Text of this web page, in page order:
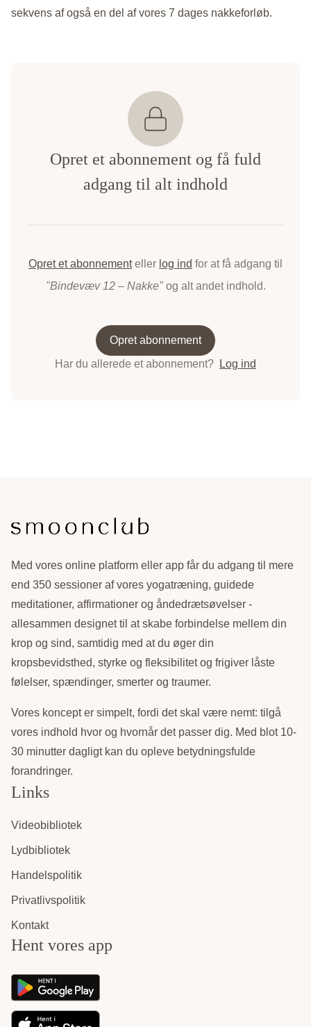
sekvens af også en del af vores 7 dages nakkeforløb.
Opret et abonnement og få fuld
adgang til alt indhold
Opret et abonnementeller log ind for at få adgang til
"Bindevæv 12 – Nakke"og alt andet indhold.
Opret abonnement
Har du allerede et abonnement?
Log ind
Med vores online platform eller app får du adgang til mere
end 350 sessioner af vores yogatræning, guidede
meditationer, affirmationer og åndedrætsøvelser -
allesammen designet til at skabe forbindelse mellem din
krop og sind, samtidig med at du øger din
kropsbevidsthed, styrke og fleksibilitet og frigiver låste
følelser, spændinger, smerter og traumer.
Vores koncept er simpelt, fordi det skal være nemt: tilgå
vores indhold hvor og hvornår det passer dig. Med blot 10-
30 minutter dagligt kan du opleve betydningsfulde
forandringer.
Links
Videobibliotek
Lydbibliotek
Handelspolitik
Privatlivspolitik
Kontakt
Hent vores app